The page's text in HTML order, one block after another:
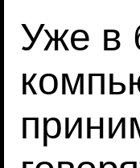
Уже в